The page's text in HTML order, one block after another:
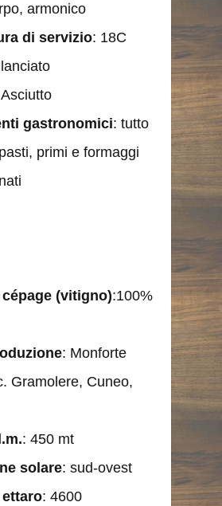
armonico
di servizio: 18C
gastronomici: tutto
primi e formaggi
(vitigno):100%
: Monforte
Gramolere, Cuneo,
: 450 mt
solare: sud-ovest
: 4600